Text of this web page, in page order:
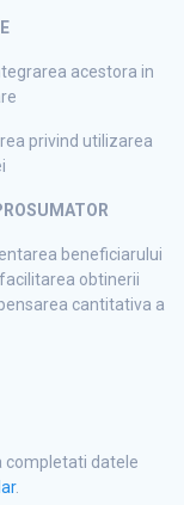
acestora in
privind utilizarea
beneficiarului
obtinerii
cantitativa a
completati datele
.